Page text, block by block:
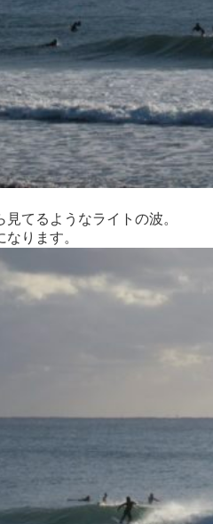
てるようなライトの波。
ります。